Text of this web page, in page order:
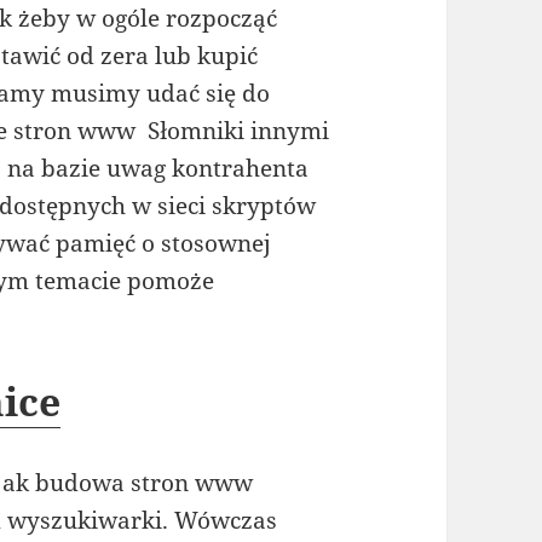
żeby w ogóle rozpocząć
od zera lub kupić
musimy udać się do
stron www Słomniki innymi
bazie uwag kontrahenta
w sieci skryptów
pamięć o stosownej
temacie pomoże
budowa stron www
Wówczas